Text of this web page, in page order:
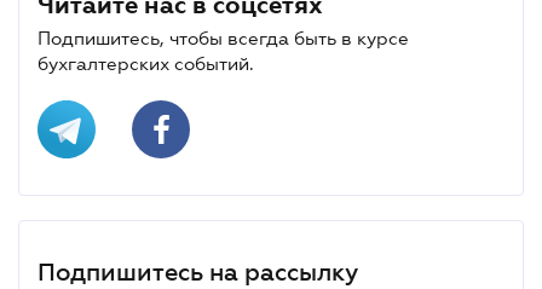
Подпишитесь, чтобы всегда быть в курсе
бухгалтерских событий.
Подпишитесь на рассылку